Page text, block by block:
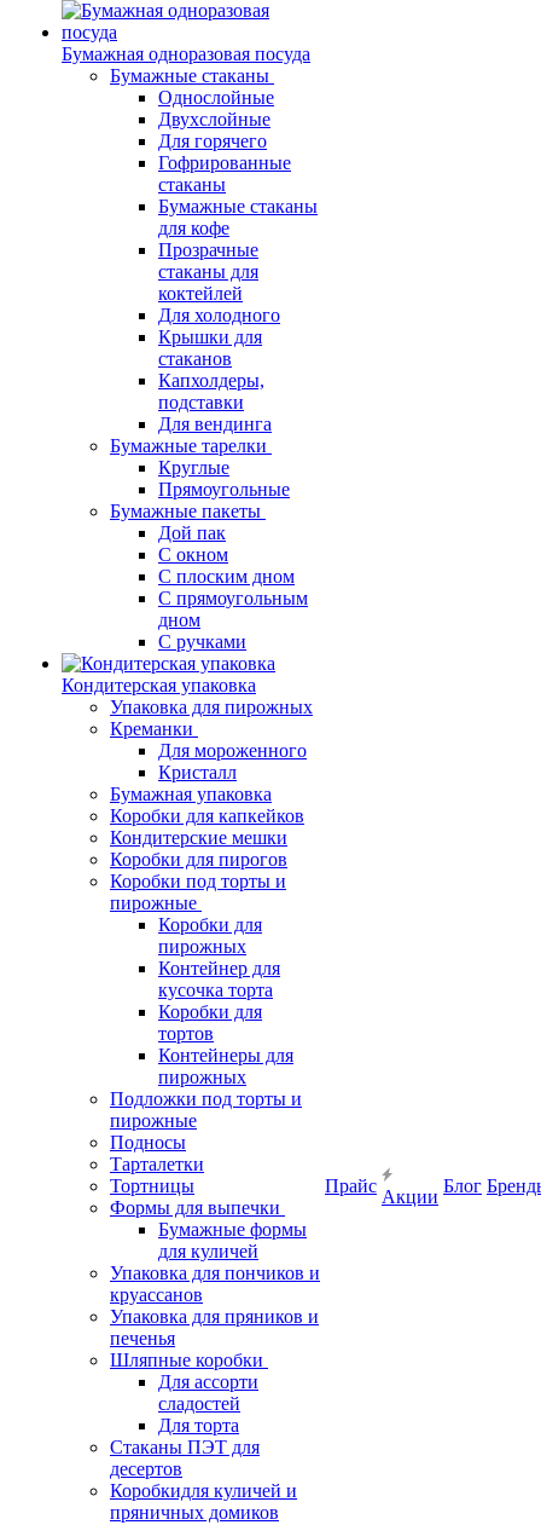
Бумажная одноразовая посуда
Бумажные стаканы
Однослойные
Двухслойные
Для горячего
Гофрированные
стаканы
Бумажные стаканы
для кофе
Прозрачные
стаканы для
коктейлей
Для холодного
Крышки для
стаканов
Капхолдеры,
подставки
Для вендинга
Бумажные тарелки
Круглые
Прямоугольные
Бумажные пакеты
Дой пак
С окном
С плоским дном
С прямоугольным
дном
С ручками
Кондитерская упаковка
Упаковка для пирожных
Креманки
Для мороженного
Кристалл
Бумажная упаковка
Коробки для капкейков
Кондитерские мешки
Коробки для пирогов
Коробки под торты и
пирожные
Коробки для
пирожных
Контейнер для
кусочка торта
Коробки для
тортов
Контейнеры для
пирожных
Подложки под торты и
пирожные
Подносы
Тарталетки
Тортницы
Формы для выпечки
Бумажные формы
для куличей
Упаковка для пончиков и
круассанов
Упаковка для пряников и
печенья
Шляпные коробки
Для ассорти
сладостей
Для торта
Стаканы ПЭТ для
десертов
Коробкидля куличей и
пряничных домиков
Прайс
Акции
Блог